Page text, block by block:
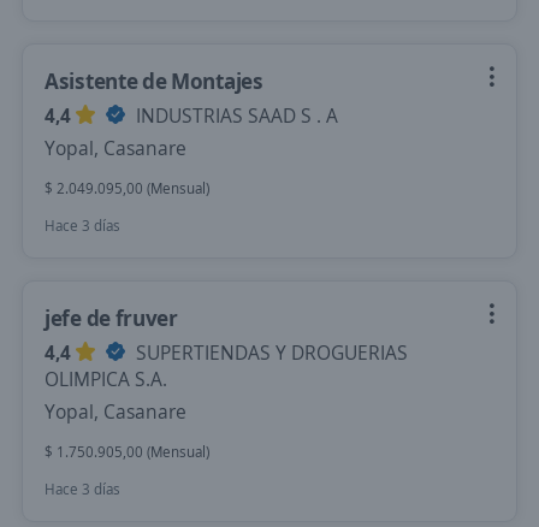
Asistente de Montajes
4,4
INDUSTRIAS SAAD S . A
Yopal, Casanare
$ 2.049.095,00 (Mensual)
Hace 3 días
jefe de fruver
4,4
SUPERTIENDAS Y DROGUERIAS
OLIMPICA S.A.
Yopal, Casanare
$ 1.750.905,00 (Mensual)
Hace 3 días